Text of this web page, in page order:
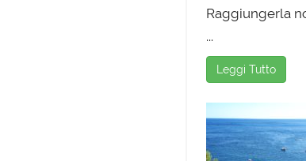
Raggiungerla
...
Leggi Tutto